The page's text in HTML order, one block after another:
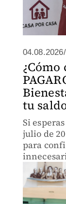
04.08.2026/
tu
Si
julio de
para
bancaria.